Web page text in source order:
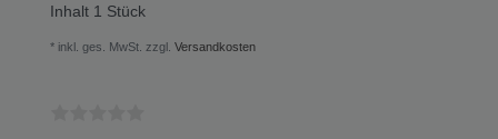
Inhalt 1 Stück
* inkl. ges. MwSt. zzgl. Versandkosten